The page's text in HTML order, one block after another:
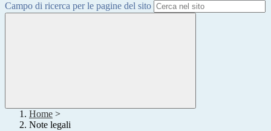
Campo di ricerca per le pagine del sito
Home >
Note legali